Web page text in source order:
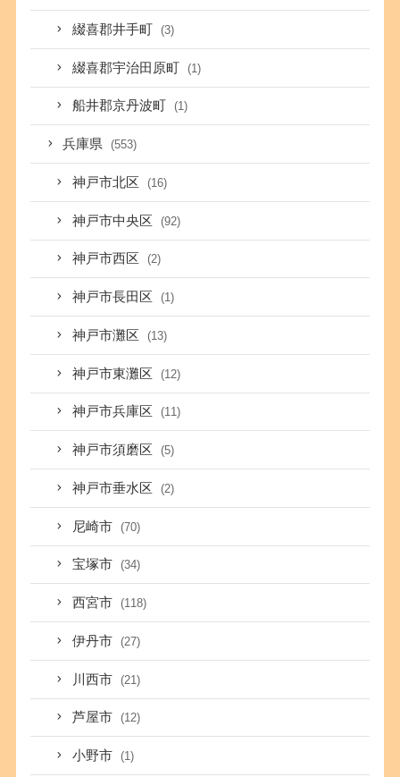
綴喜郡井手町 (3)
綴喜郡宇治田原町 (1)
船井郡京丹波町 (1)
兵庫県 (553)
神戸市北区 (16)
神戸市中央区 (92)
神戸市西区 (2)
神戸市長田区 (1)
神戸市灘区 (13)
神戸市東灘区 (12)
神戸市兵庫区 (11)
神戸市須磨区 (5)
神戸市垂水区 (2)
尼崎市 (70)
宝塚市 (34)
西宮市 (118)
伊丹市 (27)
川西市 (21)
芦屋市 (12)
小野市 (1)